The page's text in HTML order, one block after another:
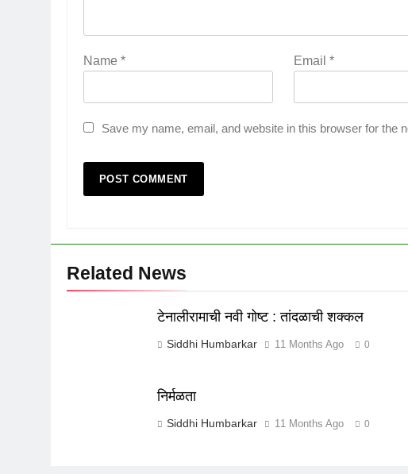
Name * Email*
Save my name, email, and website in this browser for the
Related News
टेनालीरामाची नवी गोष्ट : तांदळाची शक्कल
Siddhi Humbarkar 11 Months Ago 0
निर्मळता
Siddhi Humbarkar 11 Months Ago 0